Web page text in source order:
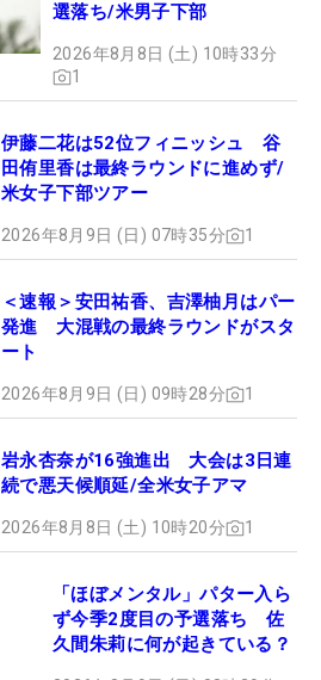
選落ち/米男子下部
2026年8月8日 (土) 10時33分
1
伊藤二花は52位フィニッシュ 谷
田侑里香は最終ラウンドに進めず/
米女子下部ツアー
2026年8月9日 (日) 07時35分 1
＜速報＞安田祐香、吉澤柚月はパー
発進 大混戦の最終ラウンドがスタ
ート
2026年8月9日 (日) 09時28分 1
岩永杏奈が16強進出 大会は3日連
続で悪天候順延/全米女子アマ
2026年8月8日 (土) 10時20分 1
「ほぼメンタル」パター入ら
ず今季2度目の予選落ち 佐
久間朱莉に何が起きている？